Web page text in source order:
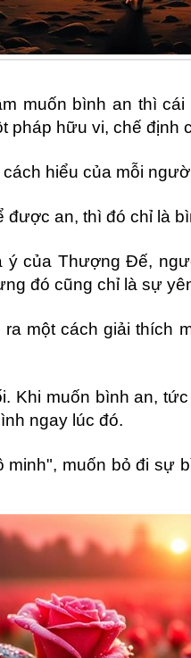
muốn bình an thì
pháp hữu vi, chế định
hiểu của mỗi
an, thì đó chỉ là
của Thượng Đế,
đó cũng chỉ là sự
một cách giải thích
Khi muốn bình an,
ngay lúc đó.
muốn bỏ đi